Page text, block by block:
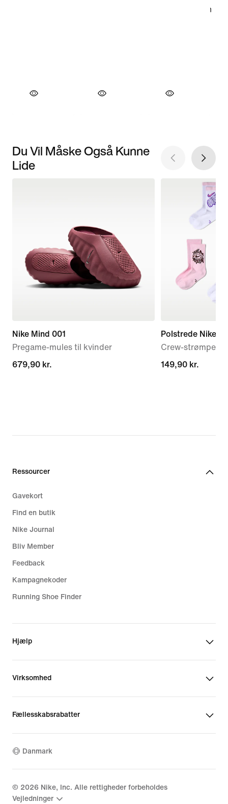
Du Vil Måske Også Kunne
Lide
Nike Mind 001
Pregame-mules til kvinder
679,90 kr.
679,90 kr.
Polstrede Nike
Crew-strømper
149,90 kr.
149,90 kr.
Ressourcer
Gavekort
Find en butik
Nike Journal
Bliv Member
Feedback
Kampagnekoder
Running Shoe Finder
Hjælp
Virksomhed
Fællesskabsrabatter
Danmark
© 2026 Nike, Inc. Alle rettigheder forbeholdes
Vejledninger